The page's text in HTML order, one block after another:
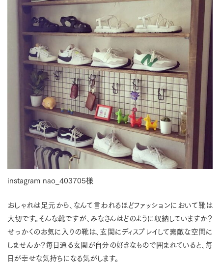
instagram nao_403705様
おしゃれは足元から、なんて言われるほどファッションにおいて靴は
大切です。そんな靴ですが、みなさんはどのように収納していますか？
せっかくのお気に入りの靴は、玄関にディスプレイして素敵な空間に
しませんか？毎日通る玄関が自分の好きなもので囲まれていると、毎
日が幸せな気持ちになる気がします。